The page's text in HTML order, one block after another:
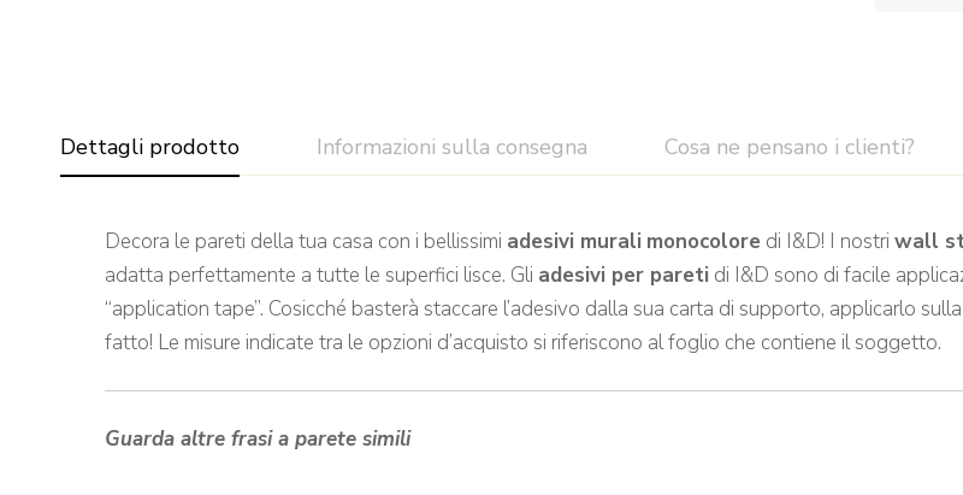
Dettagli prodotto Informazioni sulla consegna Cosa ne pensano i clienti?
Decora le pareti della tua casa con i bellissimi adesivi murali monocolore di I&D! I nostri wall
adatta perfettamente a tutte le superfici lisce. Gli adesivi per pareti di I&D sono di facile
“application tape”. Cosicché basterà staccare l’adesivo dalla sua carta di supporto, applicarlo
fatto! Le misure indicate tra le opzioni d’acquisto si riferiscono al foglio che contiene il soggetto.
Guarda altre frasi a parete simili